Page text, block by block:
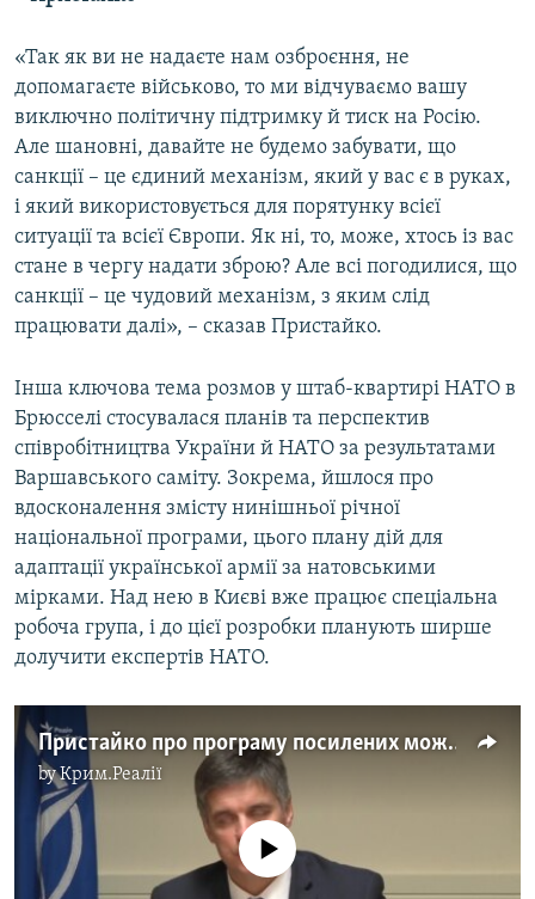
«Так як ви не надаєте нам озброєння, не
допомагаєте військово, то ми відчуваємо вашу
виключно політичну підтримку й тиск на Росію.
Але шановні, давайте не будемо забувати, що
санкції – це єдиний механізм, який у вас є в руках,
і який використовується для порятунку всієї
ситуації та всієї Європи. Як ні, то, може, хтось із вас
стане в чергу надати зброю? Але всі погодилися, що
санкції – це чудовий механізм, з яким слід
працювати далі», – сказав Пристайко.
Інша ключова тема розмов у штаб-квартирі НАТО в
Брюсселі стосувалася планів та перспектив
співробітництва України й НАТО за результатами
Варшавського саміту. Зокрема, йшлося про
вдосконалення змісту нинішньої річної
національної програми, цього плану дій для
адаптації української армії за натовськими
мірками. Над нею в Києві вже працює спеціальна
робоча група, і до цієї розробки планують ширше
долучити експертів НАТО.
Пристайко про програму посилених можливостей для особливих партнерів НАТО
byКрим.Реалії
No media source currently available